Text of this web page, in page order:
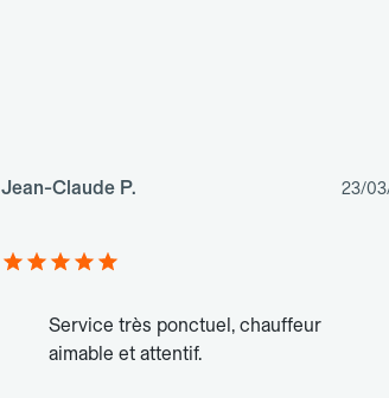
Jean-Claude P. 23/
Service très ponctuel, chauffeur
aimable et attentif.